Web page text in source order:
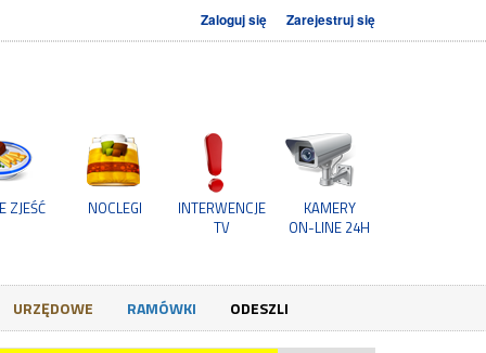
Zaloguj się Zarejestruj się
ZJEŚĆ NOCLEGI
INTERWENCJE
TV
KAMERY
ON-LINE 24H
URZĘDOWE RAMÓWKI ODESZLI